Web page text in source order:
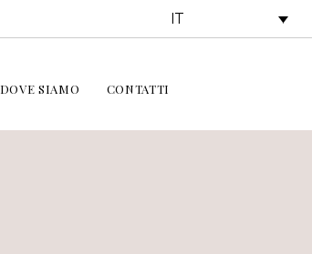
IT
DOVE SIAMO CONTATTI